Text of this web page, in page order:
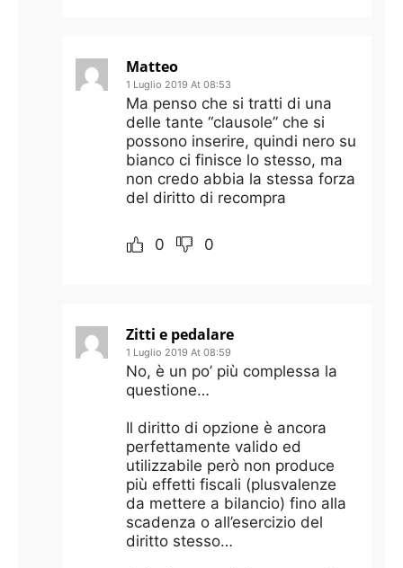
Matteo
1 Luglio 2019 At 08:53
Ma penso che si tratti di una
delle tante “clausole” che si
possono inserire, quindi nero su
bianco ci finisce lo stesso, ma
non credo abbia la stessa forza
del diritto di recompra
0 0
Zitti e pedalare
1 Luglio 2019 At 08:59
No, è un po’ più complessa la
questione…
Il diritto di opzione è ancora
perfettamente valido ed
utilizzabile però non produce
più effetti fiscali (plusvalenze
da mettere a bilancio) fino alla
scadenza o all’esercizio del
diritto stesso…